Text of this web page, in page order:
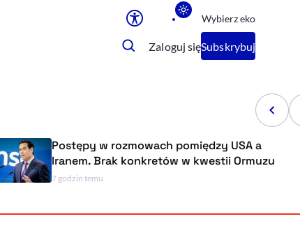
Wybierz eko
Zaloguj sięSubskrybuj
w rozmowach pomiędzy USA a
Brak konkretów w kwestii Ormuzu
temu